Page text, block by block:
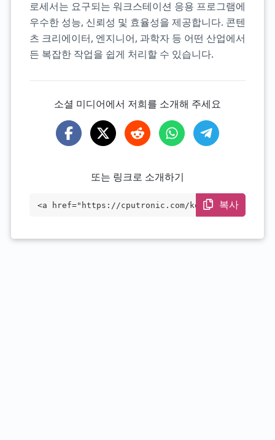
로세서는 요구되는 워크스테이션 응용 프로그램에
우수한 성능, 신뢰성 및 효율성을 제공합니다. 콘텐
츠 크리에이터, 엔지니어, 과학자 등 어떤 산업에서
든 복잡한 작업을 쉽게 처리할 수 있습니다.
소셜 미디어에서 저희를 소개해 주세요
또는 링크로 소개하기
<a href="https://cputronic.com/ko/cpu/in
복사